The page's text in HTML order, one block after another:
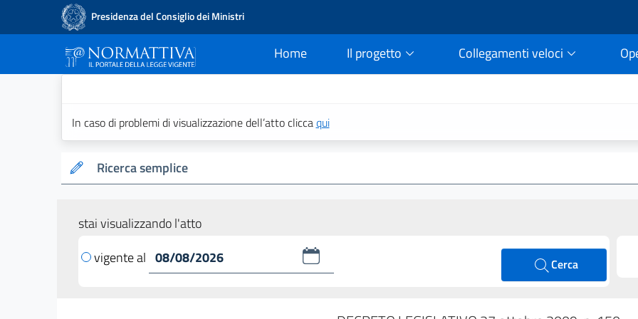
Presidenza del Consiglio dei Ministri
Home
current Il progetto Collegamenti veloci
In caso di problemi di visualizzazione dell’atto cliccaqui
Ricerca semplice
stai visualizzando l'atto
vigente al
Cerca